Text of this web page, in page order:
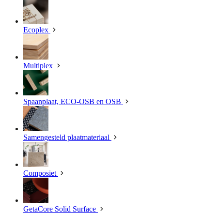
Ecoplex
Multiplex
Spaanplaat, ECO-OSB en OSB
Samengesteld plaatmateriaal
Composiet
GetaCore Solid Surface